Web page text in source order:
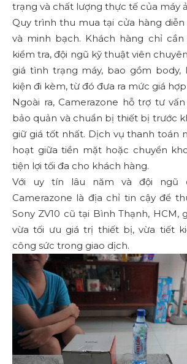
trạng và chất lượng thực tế của máy
Quy trình thu mua tại cửa hàng
và minh bạch. Khách hàng chỉ
kiểm tra, đội ngũ kỹ thuật viên
giá tình trạng máy, bao gồm body,
kiện đi kèm, từ đó đưa ra mức giá
Ngoài ra, Camerazone hỗ trợ tư
bảo quản và chuẩn bị thiết bị trước
giữ giá tốt nhất. Dịch vụ thanh toán
hoạt giữa tiền mặt hoặc chuyển
tiện lợi tối đa cho khách hàng.
Với uy tín lâu năm và đội ngũ
Camerazone là địa chỉ tin cậy để
Sony ZV10 cũ tại Bình Thạnh, HCM,
vừa tối ưu giá trị thiết bị, vừa tiết
công sức trong giao dịch.